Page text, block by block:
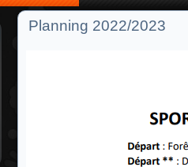
Planning 2022/2023